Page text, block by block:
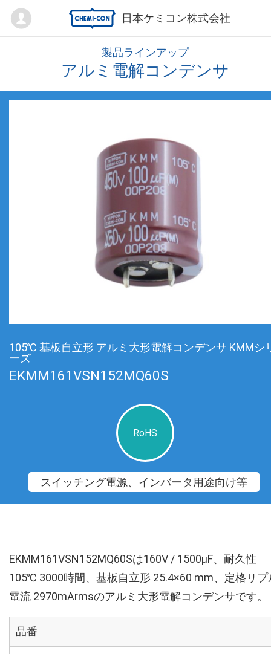
日本ケミコン株式会社
Mypage
製品ラインアップ
アルミ電解コンデンサ
105℃ 基板自立形 アルミ大形電解コンデンサ KMMシ
ーズ
EKMM161VSN152MQ60S
RoHS
スイッチング電源、インバータ用途向け等
EKMM161VSN152MQ60Sは160V / 1500µF、耐久性
105℃ 3000時間、基板自立形 25.4×60 mm、定格リプ
電流 2970mArmsのアルミ大形電解コンデンサです。
品番